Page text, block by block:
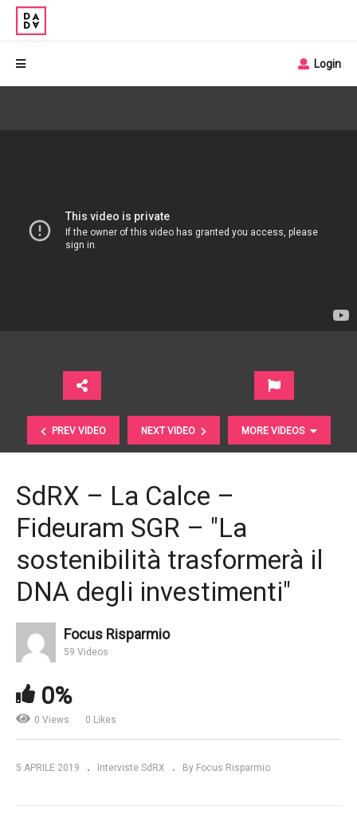
Login
PREV VIDEO NEXT VIDEO MORE VIDEOS
#SdRX – Quinto – Franklin Templeton – "Integrare i
fattori Esg nei processi di investimento"
SdRX – La Calce –
Fideuram SGR – "La
sostenibilità trasformerà il
DNA degli investimenti"
Focus Risparmio
59 Videos
0%
0 Views 0 Likes
5 APRILE 2019 Interviste SdRX By Focus Risparmio